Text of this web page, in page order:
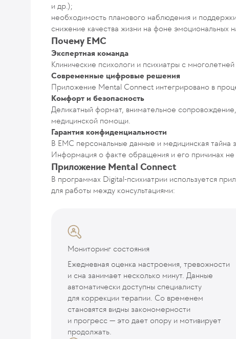
и др.);
необходимость планового наблюдения и
снижение качества жизни на фоне эмоциональных
Почему EMC
Экспертная команда
Клинические психологи и психиатры с
Современные цифровые решения
Приложение Mental Connect интегрировано в
Комфорт и безопасность
Деликатный формат, внимательное
медицинской помощи.
Гарантия конфиденциальности
В EMC персональные данные и медицинская
Информация о факте обращения и его причинах не
Приложение Mental Connect
В программах Digital-психиатрии используется
для работы между консультациями:
Мониторинг состояния
Ежедневная оценка настроения, тревожности
и сна занимает несколько минут. Данные
автоматически доступны специалисту
для коррекции терапии. Со временем
становятся видны закономерности
и прогресс — это дает опору и мотивирует
продолжать.